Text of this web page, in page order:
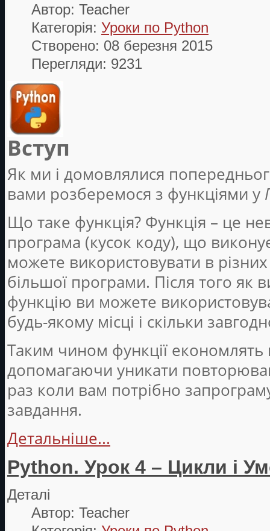
Автор: Teacher
Категорія: Уроки по Python
Створено: 08 березня 2015
Перегляди: 9231
Вступ
Як ми і домовлялися
вами розберемося з функціями у
Що таке функція? Функція – це
програма (кусок коду), що
можете використовувати в
більшої програми. Після того як
функцію ви можете
будь-якому місці і скільки
Таким чином функції економлять
допомагаючи уникати
раз коли вам потрібно
завдання.
Детальніше...
Python. Урок 4 – Цикли і
Деталі
Автор: Teacher